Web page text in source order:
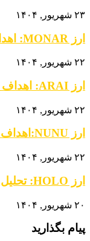
۲۳ شهریور, ۱۴۰۴
ارز MONAR: اهداف و تحلیل قیمت آن
۲۲ شهریور, ۱۴۰۴
ارز ARAI: اهداف و تحلیل قیمت آن
۲۲ شهریور, ۱۴۰۴
ارز NUNU:اهداف و تحلیل قیمت آن
۲۲ شهریور, ۱۴۰۴
ارز HOLO: تحلیل و اهداف قیمت آن
۲۰ شهریور, ۱۴۰۴
پیام بگذارید